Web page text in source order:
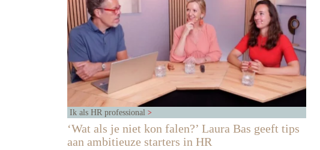
Ik als HR professional
‘Wat als je niet kon falen?’ Laura Bas geeft tips
aan ambitieuze starters in HR